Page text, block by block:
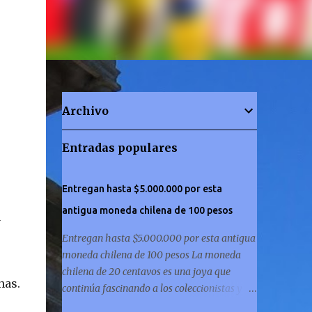
Archivo
Entradas populares
Entregan hasta $5.000.000 por esta
antigua moneda chilena de 100 pesos
Entregan hasta $5.000.000 por esta antigua
moneda chilena de 100 pesos La moneda
chilena de 20 centavos es una joya que
continúa fascinando a los coleccionistas y a